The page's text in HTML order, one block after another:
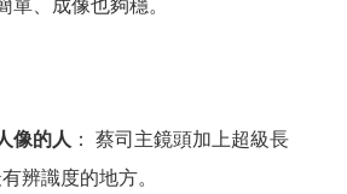
、成像也夠穩。
像的人： 蔡司主鏡頭加上超級長
辨識度的地方。